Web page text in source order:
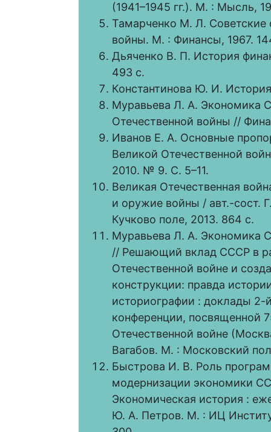
(1941–1945 гг.). М. : Мысль,
Тамарченко М. Л. Советские
войны. М. : Финансы, 1967.
Дьяченко В. П. История
493 с.
Константинова Ю. И.
Муравьева Л. А. Экономика
Отечественной войны //
Иванов Е. А. Основные
Великой Отечественной
2010. № 9. С. 5–11.
Великая Отечественная
и оружие войны / авт.-сост.
Кучково поле, 2013. 864 с.
Муравьева Л. А. Экономика
// Решающий вклад СССР в
Отечественной войне и
конструкции: правда
историографии : доклады
конференции, посвященной
Отечественной войне
Вагабов. М. : Московский
Быстрова И. В. Роль
модернизации экономики
Экономическая история :
Ю. А. Петров. М. : ИЦ